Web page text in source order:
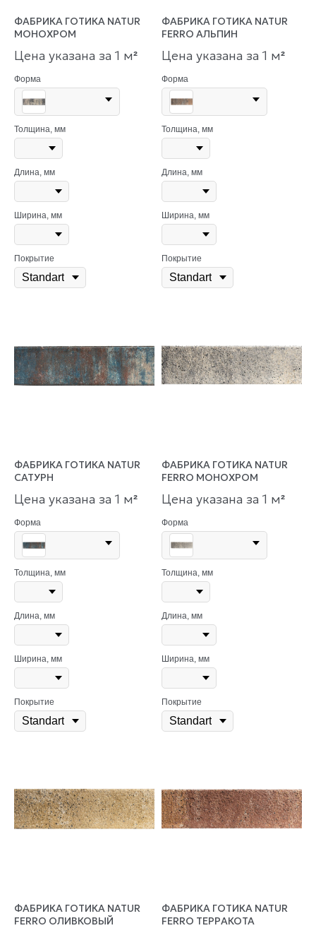
ФАБРИКА ГОТИКА NATUR
МОНОХРОМ
Цена указана за 1 м²
Форма
Толщина, мм
Длина, мм
Ширина, мм
Покрытие
ФАБРИКА ГОТИКА NATUR
FERRO АЛЬПИН
Цена указана за 1 м²
Форма
Толщина, мм
Длина, мм
Ширина, мм
Покрытие
ФАБРИКА ГОТИКА NATUR
САТУРН
Цена указана за 1 м²
Форма
Толщина, мм
Длина, мм
Ширина, мм
Покрытие
ФАБРИКА ГОТИКА NATUR
FERRO МОНОХРОМ
Цена указана за 1 м²
Форма
Толщина, мм
Длина, мм
Ширина, мм
Покрытие
ФАБРИКА ГОТИКА NATUR
FERRO ОЛИВКОВЫЙ
ФАБРИКА ГОТИКА NATUR
FERRO ТЕРРАКОТА